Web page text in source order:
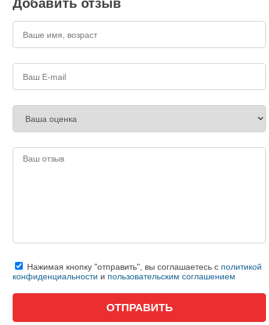
Добавить отзыв
Нажимая кнопку "отправить", вы соглашаетесь с политикой
конфиденциальности и пользовательским соглашением